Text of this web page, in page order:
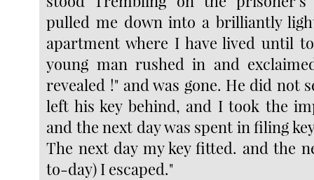
pulled me down into a brilliantly
apartment where I have lived until
young man rushed in and
revealed !" and was gone. He did not
left his key behind, and I took the
and the next day was spent in filing
The next day my key fitted. and the
to-day) I escaped."